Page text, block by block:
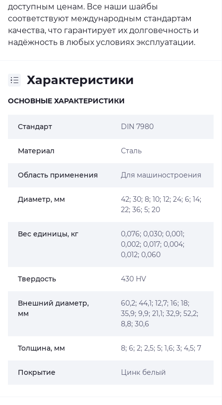
доступным ценам. Все наши шайбы
соответствуют международным стандартам
качества, что гарантирует их долговечность и
надёжность в любых условиях эксплуатации.
Характеристики
ОСНОВНЫЕ ХАРАКТЕРИСТИКИ
Стандарт DIN 7980
Материал Сталь
Область применения Для машиностроения
Диаметр, мм
42; 30; 8; 10; 12; 24; 6; 14;
22; 36; 5; 20
Вес единицы, кг
0,076; 0,030; 0,001;
0,002; 0,017; 0,004;
0,012; 0,060
Твердость 430 HV
Внешний диаметр,
мм
60,2; 44,1; 12,7; 16; 18;
35,9; 9,9; 21,1; 32,9; 52,2;
8,8; 30,6
Толщина, мм 8; 6; 2; 2,5; 5; 1,6; 3; 4,5; 7
Покрытие Цинк белый